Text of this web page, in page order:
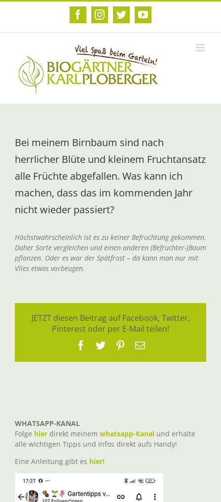
Zum
FacebookInstagram
TwitterYouTube
Bei meinem Birnbaum sind nach
herrlicher Blüte und kleinem Fruchtansatz
alle Früchte abgefallen. Was kann ich
machen, dass das im kommenden Jahr
nicht wieder passiert?
Höchstwahrscheinlich ist es zu keiner Befruchtung gekommen.
Daher Sorte vergleichen und einen anderen (Befruchter-)Baum
pflanzen. Oder es war der Spätfrost – da kann man nur mit
Vlies etwas vorbeugen.
JETZT diesen Beitrag auf Facebook, Twitter,
Pinterest oder per E-Mail teilen!
Facebook
TwitterPinterest
E-
WHATSAPP-KANAL
Folge hier direkt meinem whatsapp-Kanal und erhalte
alle wichtigen Tipps und Infos direkt aufs Handy!
Eine Anleitung gibt es hier!